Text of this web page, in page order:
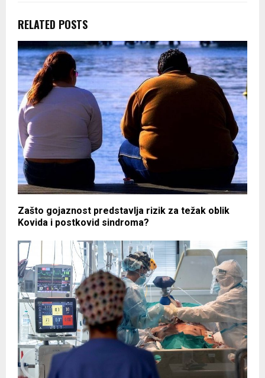
RELATED POSTS
Zašto gojaznost predstavlja rizik za težak oblik
Kovida i postkovid sindroma?